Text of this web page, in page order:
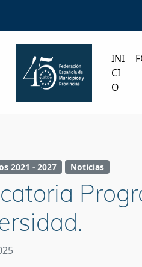
INI
CI
O
2021 - 2027 Noticias